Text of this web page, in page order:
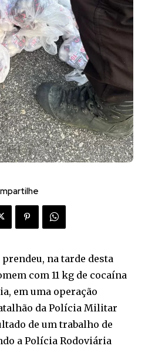
na tarde desta
com 11 kg de cocaína
em uma operação
da Polícia Militar
de um trabalho de
a Polícia Rodoviária